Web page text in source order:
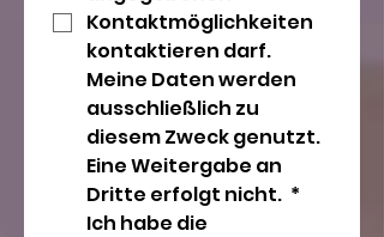
Kontaktmöglichkeiten
kontaktieren darf.
Meine Daten werden
ausschließlich zu
diesem Zweck genutzt.
Eine Weitergabe an
Dritte erfolgt nicht. *